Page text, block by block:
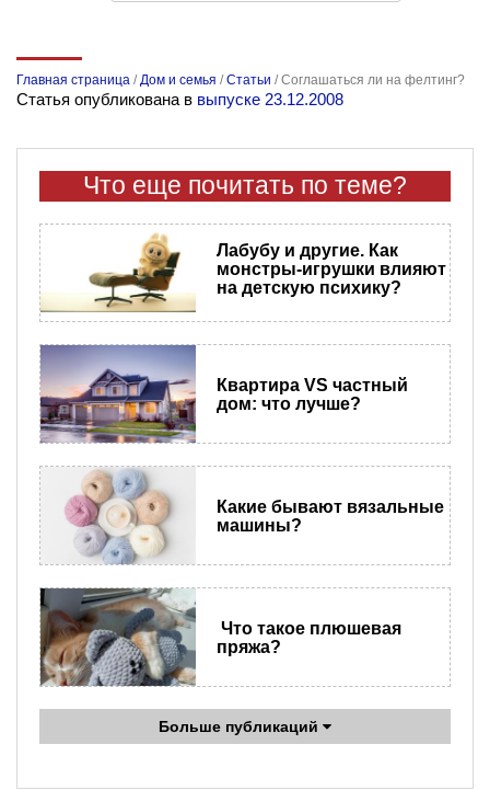
Главная страница /Дом и семья /Статьи /Соглашаться ли на фелтинг?
Статья опубликована в выпуске 23.12.2008
Что еще почитать по теме?
Лабубу и другие. Как
монстры-игрушки влияют
на детскую психику?
Квартира VS частный
дом: что лучше?
Какие бывают вязальные
машины?
Что такое плюшевая
пряжа?
Больше публикаций